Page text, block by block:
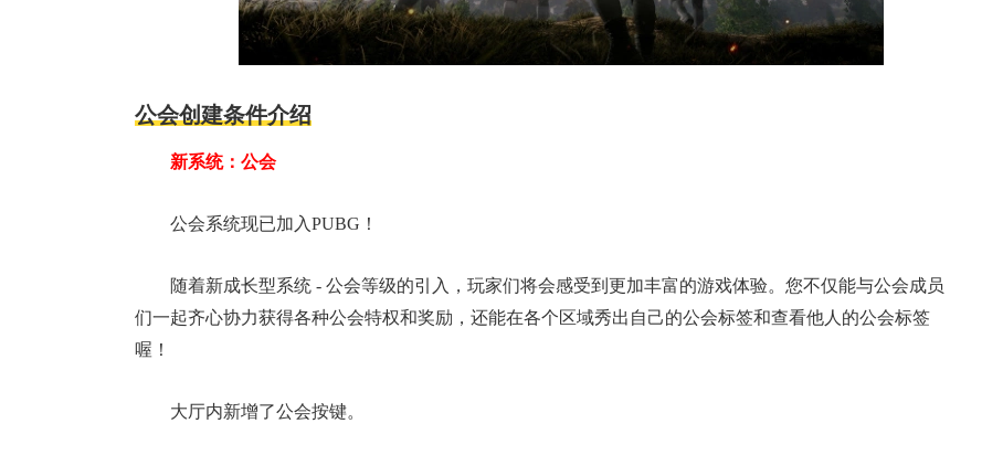
公会创建条件介绍
新系统：公会
公会系统现已加入PUBG！
随着新成长型系统 - 公会等级的引入，玩家们将会感受到更加丰富的游戏体验。您不仅能与公会成员
们一起齐心协力获得各种公会特权和奖励，还能在各个区域秀出自己的公会标签和查看他人的公会标签
喔！
大厅内新增了公会按键。